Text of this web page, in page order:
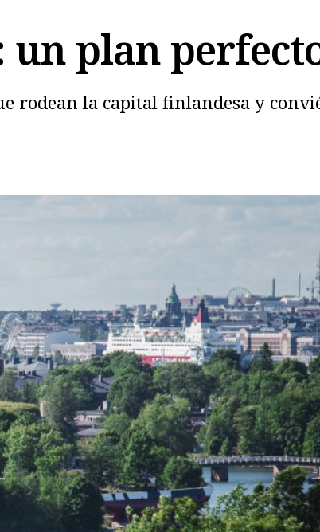
un plan
rodean la capital finlandesa y